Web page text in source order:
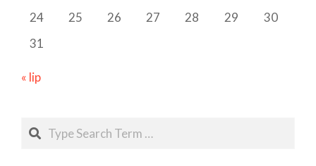
24
25 26 27 28 29
30
31
« lip
Search